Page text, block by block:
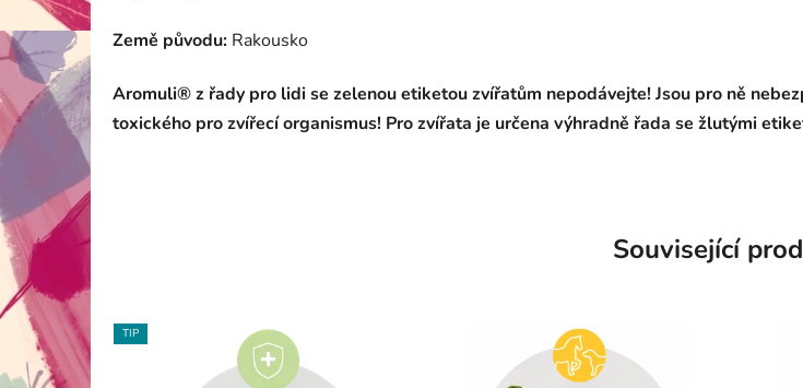
Země původu: Rakousko
Aromuli® z řady pro lidise zelenou etiketou zvířatům nepodávejte! Jsou pro ně
toxického pro zvířecí organismus! Pro zvířata je určena výhradně řada se žlutými
Související
TIP